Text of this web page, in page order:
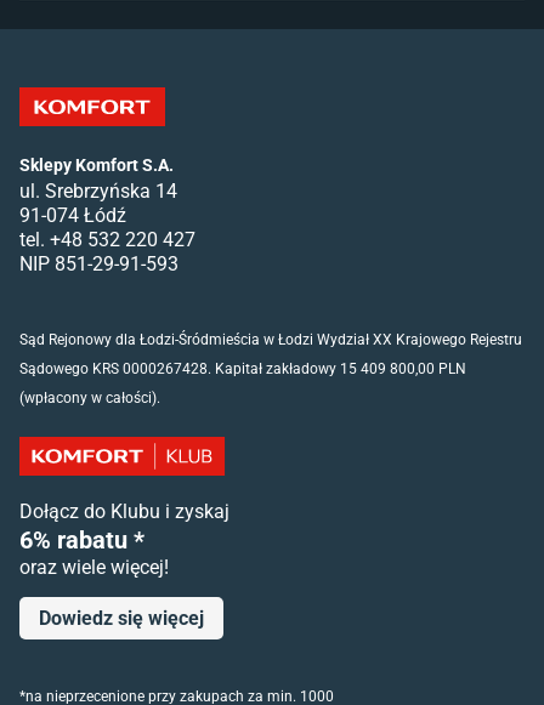
Sklepy Komfort S.A.
ul. Srebrzyńska 14
91-074 Łódź
tel. +48 532 220 427
NIP 851-29-91-593
Sąd Rejonowy dla Łodzi-Śródmieścia w Łodzi Wydział XX Krajowego Rejestru
Sądowego KRS 0000267428. Kapitał zakładowy 15 409 800,00 PLN
(wpłacony w całości).
Dołącz do Klubu i zyskaj
6% rabatu *
oraz wiele więcej!
Dowiedz się więcej
*na nieprzecenione przy zakupach za min. 1000